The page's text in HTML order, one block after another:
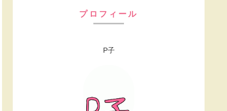
プロフィール
P子